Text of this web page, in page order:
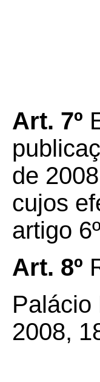
Art. 7º
de
cujos
artigo
Art. 8º
Palácio
2008,